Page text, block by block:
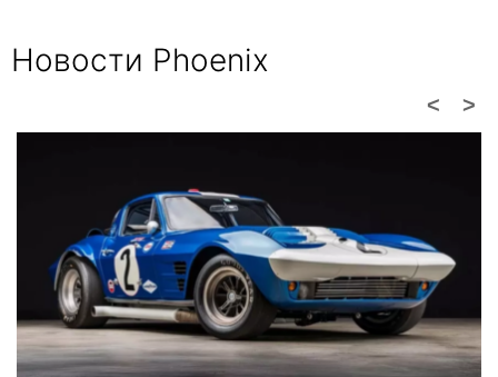
Новости Phoenix
>
<